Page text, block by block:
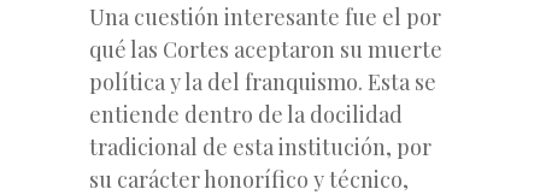
Una cuestión interesante fue el por
qué las Cortes aceptaron su muerte
política y la del franquismo. Esta se
entiende dentro de la docilidad
tradicional de esta institución, por
su carácter honorífico y técnico,